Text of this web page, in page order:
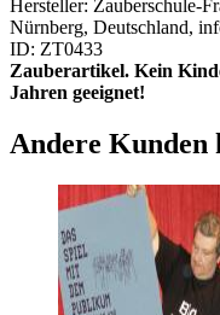
Hersteller: Zauberschule-
Nürnberg, Deutschland,
ID: ZT0433
Zauberartikel. Kein
Jahren geeignet!
Andere Kunden